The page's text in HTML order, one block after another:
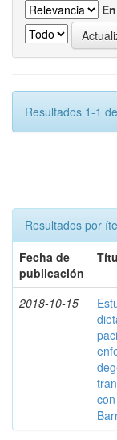
Resultados 1-1
Resultados por
Fecha de
publicación
2018-10-15